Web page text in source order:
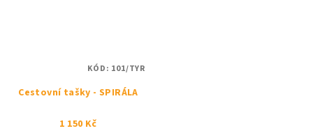
Cestovní tašky - SPIRÁLA
1 150 Kč
KÓD: 101/TYR